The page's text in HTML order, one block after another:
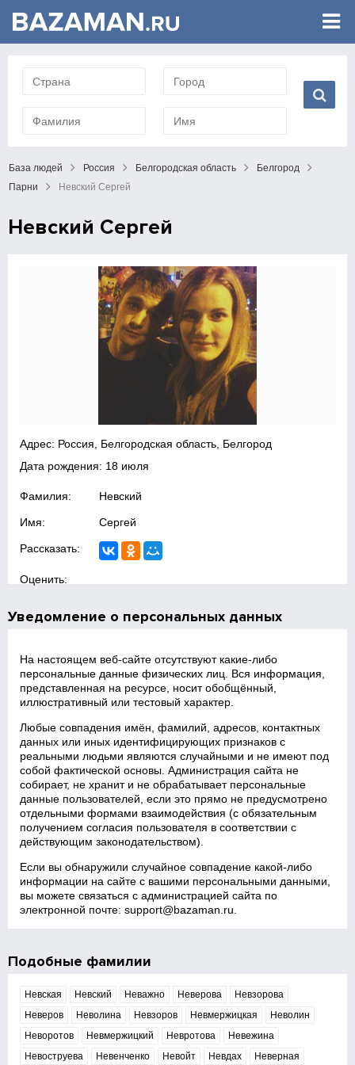
База людей Россия Белгородская область
Белгород
Парни
Невский Сергей
Невский Сергей
Адрес: Россия, Белгородская область, Белгород
Дата рождения: 18 июля
Фамилия: Невский
Имя: Сергей
Рассказать:
Оценить:
Уведомление о персональных данных
На настоящем веб‑сайте отсутствуют какие‑либо
персональные данные физических лиц. Вся информация,
представленная на ресурсе, носит обобщённый,
иллюстративный или тестовый характер.
Любые совпадения имён, фамилий, адресов, контактных
данных или иных идентифицирующих признаков с
реальными людьми являются случайными и не имеют под
собой фактической основы. Администрация сайта не
собирает, не хранит и не обрабатывает персональные
данные пользователей, если это прямо не предусмотрено
отдельными формами взаимодействия (с обязательным
получением согласия пользователя в соответствии с
действующим законодательством).
Если вы обнаружили случайное совпадение какой‑либо
информации на сайте с вашими персональными данными,
вы можете связаться с администрацией сайта по
электронной почте:support@bazaman.ru
Подобные фамилии
Невская Невский Неважно Неверова
Невзорова
Неверов
Неволина Невзоров Невмержицкая
Неволин
Неворотов
Невмержицкий Невротова
Невежина
Невоструева
Невенченко Невойт Невдах Неверная